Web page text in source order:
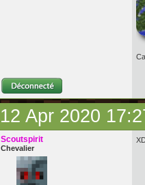
12 Apr 2020
Scoutspirit
Chevalier